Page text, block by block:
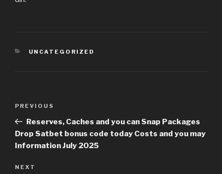
CATEGORIES
UNCATEGORIZED
Previous
Post
PREVIOUS
Reserves, Caches and you can Snap Packages
Drop Satbet bonus code today Costs and you may
Information July 2025
Next
NEXT